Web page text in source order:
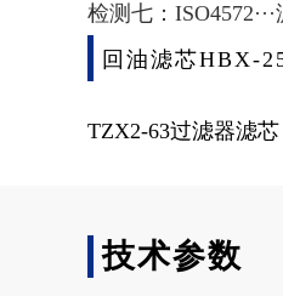
检测七：
回油滤芯HBX-
TZX2-63过滤器滤芯
技术参数